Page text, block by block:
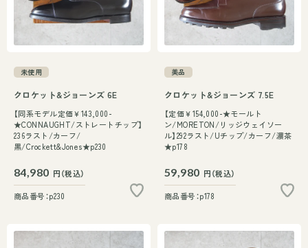
未使用
クロケット&ジョーンズ 6E
【同系モデル定価￥143,000-
★CONNAUGHT/ストレートチップ】
236ラスト/カーフ/
黒/Crockett&Jones★p230
84,980 円（税込）
商品番号：p230
美品
クロケット&ジョーンズ 7.5E
【定価￥154,000-★モールト
ン/MORETON/リッジウェイソー
ル】292ラスト/Uチップ/カーフ/濃茶
★p178
59,980 円（税込）
商品番号：p178